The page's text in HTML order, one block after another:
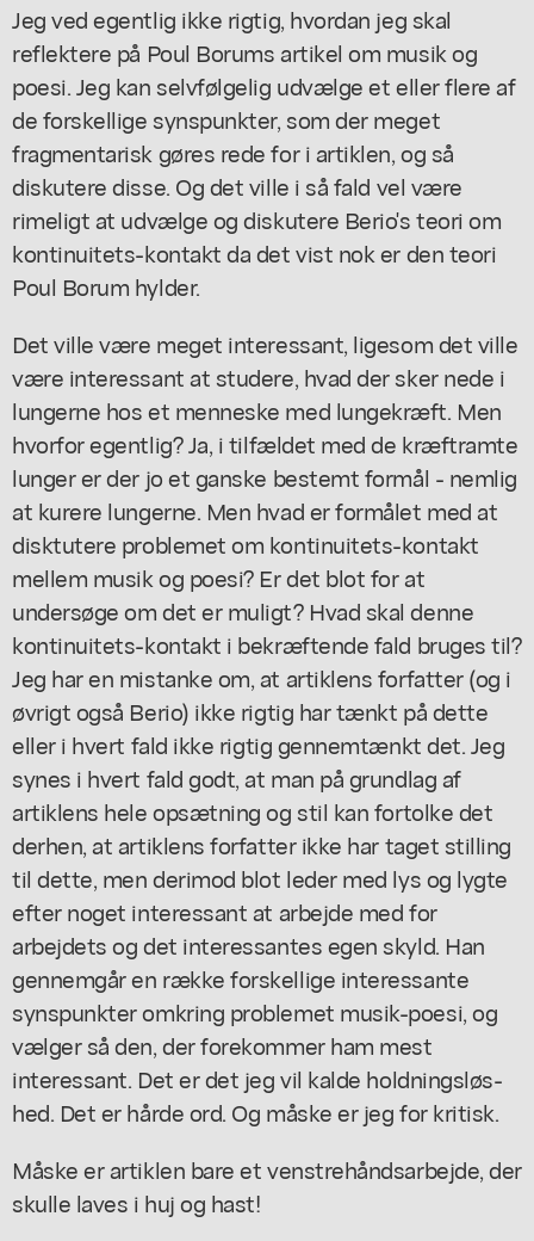
Jeg ved egentlig ikke rigtig, hvordan jeg skal
reflektere på Poul Borums artikel om musik og
poesi. Jeg kan selvfølgelig udvælge et eller flere af
de forskellige synspunkter, som der meget
fragmentarisk gøres rede for i artiklen, og så
diskutere disse. Og det ville i så fald vel være
rimeligt at udvælge og diskutere Berio's teori om
kontinuitets-kontakt da det vist nok er den teori
Poul Borum hylder.
Det ville være meget interessant, ligesom det ville
være interessant at studere, hvad der sker nede i
lungerne hos et menneske med lungekræft. Men
hvorfor egentlig? Ja, i tilfældet med de kræftramte
lunger er der jo et ganske bestemt formål - nemlig
at kurere lungerne. Men hvad er formålet med at
disktutere problemet om kontinuitets-kontakt
mellem musik og poesi? Er det blot for at
undersøge om det er muligt? Hvad skal denne
kontinuitets-kontakt i bekræftende fald bruges til?
Jeg har en mistanke om, at artiklens forfatter (og i
øvrigt også Berio) ikke rigtig har tænkt på dette
eller i hvert fald ikke rigtig gennemtænkt det. Jeg
synes i hvert fald godt, at man på grundlag af
artiklens hele opsætning og stil kan fortolke det
derhen, at artiklens forfatter ikke har taget stilling
til dette, men derimod blot leder med lys og lygte
efter noget interessant at arbejde med for
arbejdets og det interessantes egen skyld. Han
gennemgår en række forskellige interessante
synspunkter omkring problemet musik-poesi, og
vælger så den, der forekommer ham mest
interessant. Det er det jeg vil kalde holdningsløs-
hed. Det er hårde ord. Og måske er jeg for kritisk.
Måske er artiklen bare et venstrehåndsarbejde, der
skulle laves i huj og hast!